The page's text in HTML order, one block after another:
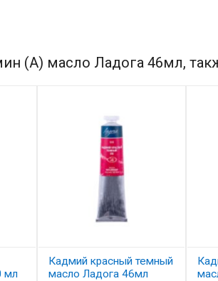
(А) масло Ладога 46мл,
мл
Кадмий красный темный
масло Ладога 46мл